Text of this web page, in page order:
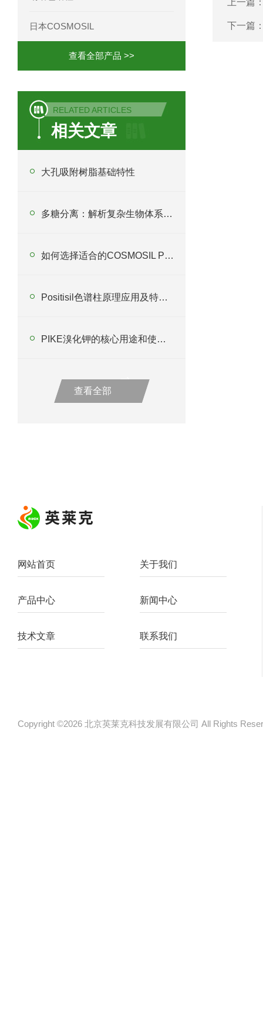
日本COSMOSIL
查看全部产品 >>
RELATED ARTICLES
相关文章
大孔吸附树脂基础特性
多糖分离：解析复杂生物体系的关键技术
如何选择适合的COSMOSIL PBR色谱柱以优化分析过程？
Positisil色谱柱原理应用及特点分析
PIKE溴化钾的核心用途和使用注意事项
查看全部
上一篇
下一篇
网站首页 关于我们
产品中心 新闻中心
技术文章 联系我们
Copyright ©2026 北京英莱克科技发展有限公司 All Rights